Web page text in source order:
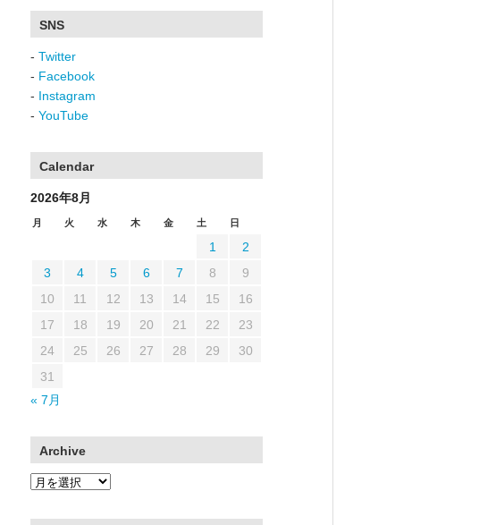
SNS
- Twitter
- Facebook
- Instagram
- YouTube
Calendar
2026年8月
月 火 水 木 金 土 日
1
2
3
4 5 6 7 8
9
10
11 12 13 14 15
16
17
18 19 20 21 22
23
24
25 26 27 28 29
30
31
« 7月
Archive
Archive